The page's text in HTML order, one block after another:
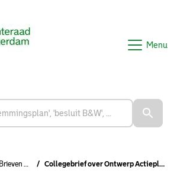
Menu
Brieven B&W Collegebrief over Ontwerp Actieplan Geluid